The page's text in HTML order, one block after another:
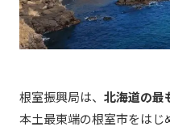
根室振興局は、 北海道の最
本土最東端の根室市をはじ